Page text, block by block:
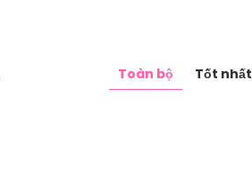
Toàn bộ Tốt nhất